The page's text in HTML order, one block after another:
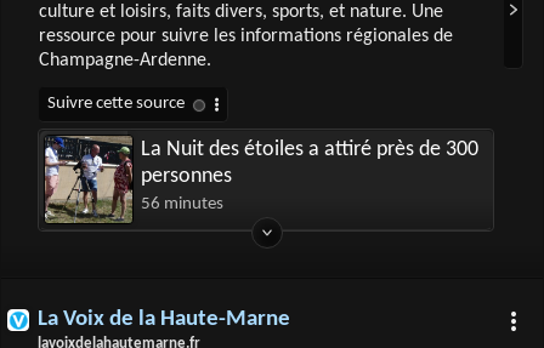
culture et loisirs, faits divers, sports, et nature. Une
ressource pour suivre les informations régionales de
Champagne-Ardenne.
La Nuit des étoiles a attiré près de 300
personnes
56 minutes
La Voix de la Haute-Marne
lavoixdelahautemarne.fr